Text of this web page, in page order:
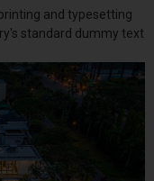
and typesetting
standard dummy text